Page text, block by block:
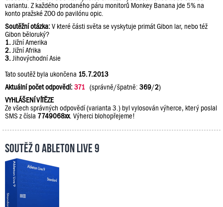
variantu. Z každého prodaného páru monitorů Monkey Banana jde 5% na
konto pražské ZOO do pavilónu opic.
Soutěžní otázka:V které části světa se vyskytuje primát Gibon lar, nebo též
Gibon běloruký?
1. Jižní Amerika
2. Jižní Afrika
3. Jihovýchodní Asie
Tato soutěž byla ukončena 15.7.2013
Aktuální počet odpovědí:371 (správně/špatně: 369/2)
VYHLÁŠENÍ VÍTĚZE
Ze všech správných odpovědí (varianta 3.) byl vylosován výherce, který poslal
SMS z čísla 7749068xx. Výherci blohopřejeme!
Soutěž o Ableton Live 9